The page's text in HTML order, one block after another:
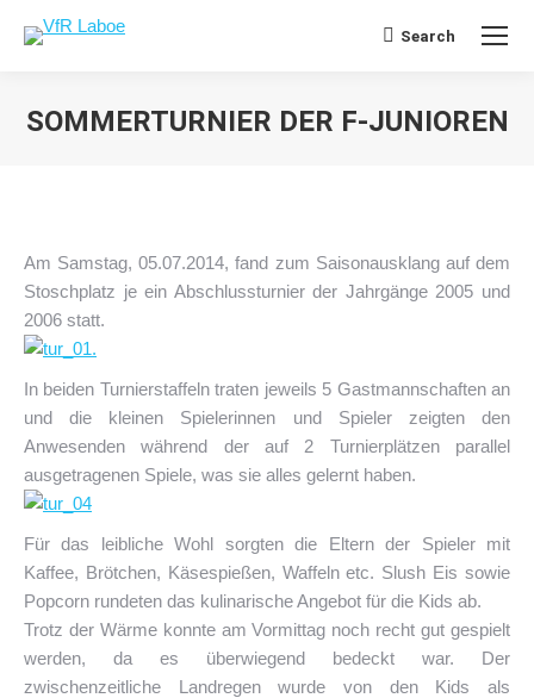
Search:
Search
SOMMERTURNIER DER F-JUNIOREN
Am Samstag, 05.07.2014, fand zum Saisonausklang auf dem
Stoschplatz je ein Abschlussturnier der Jahrgänge 2005 und
2006 statt.
In beiden Turnierstaffeln traten jeweils 5 Gastmannschaften an
und die kleinen Spielerinnen und Spieler zeigten den
Anwesenden während der auf 2 Turnierplätzen parallel
ausgetragenen Spiele, was sie alles gelernt haben.
Für das leibliche Wohl sorgten die Eltern der Spieler mit
Kaffee, Brötchen, Käsespießen, Waffeln etc. Slush Eis sowie
Popcorn rundeten das kulinarische Angebot für die Kids ab.
Trotz der Wärme konnte am Vormittag noch recht gut gespielt
werden, da es überwiegend bedeckt war. Der
zwischenzeitliche Landregen wurde von den Kids als